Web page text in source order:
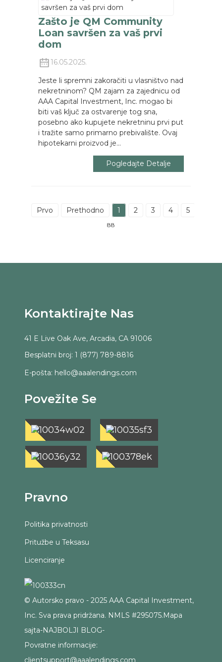
Zašto je QM Community
Loan savršen za vaš prvi
dom
16.05.2025.
Jeste li spremni zakoračiti u vlasništvo nad
nekretninom? QM zajam za zajednicu od
AAA Capital Investment, Inc. mogao bi
biti vaš ključ za ostvarenje tog sna,
posebno ako kupujete nekretninu prvi put
i tražite samo primarno prebivalište. Ovaj
hipotekarni proizvod je...
Pogledajte Detalje
Prvo Prethodno 1 2 3 4 5
88
Kontaktirajte Nas
41 E Live Oak Ave, Arcadia, CA 91006
Besplatni broj: 1 (877) 789-8816
E-pošta: hello@aaalendings.com
Povežite Se
Pravno
Politika privatnosti
Pritužbe u Teksasu
Licenciranje
© Autorsko pravo - 2025 AAA Capital Investment,
Inc. Sva prava pridržana. NMLS #295075.Mapa
sajta-NAJBOLJI BLOG-
Povratne informacije:
clientsupport@aaalendings.com